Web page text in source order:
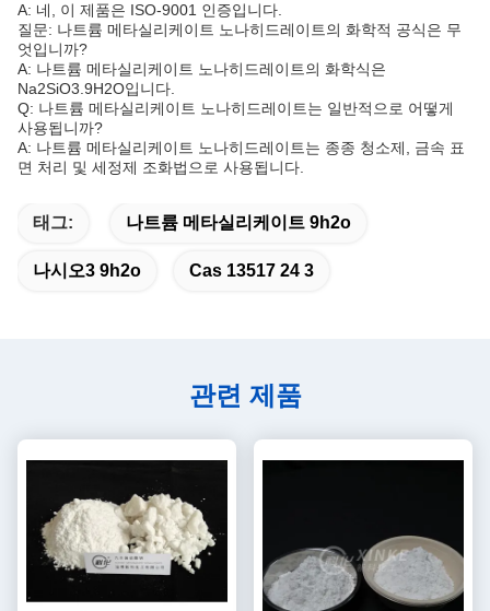
A: 네, 이 제품은 ISO-9001 인증입니다.
질문: 나트륨 메타실리케이트 노나히드레이트의 화학적 공식은 무
엇입니까?
A: 나트륨 메타실리케이트 노나히드레이트의 화학식은
Na2SiO3.9H2O입니다.
Q: 나트륨 메타실리케이트 노나히드레이트는 일반적으로 어떻게
사용됩니까?
A: 나트륨 메타실리케이트 노나히드레이트는 종종 청소제, 금속 표
면 처리 및 세정제 조화법으로 사용됩니다.
태그: 나트륨 메타실리케이트 9h2o
나시오3 9h2o Cas 13517 24 3
관련 제품